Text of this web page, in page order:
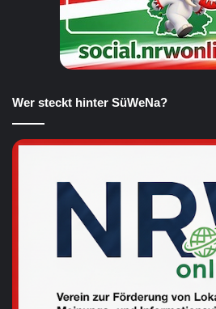
Wer steckt hinter SüWeNa?